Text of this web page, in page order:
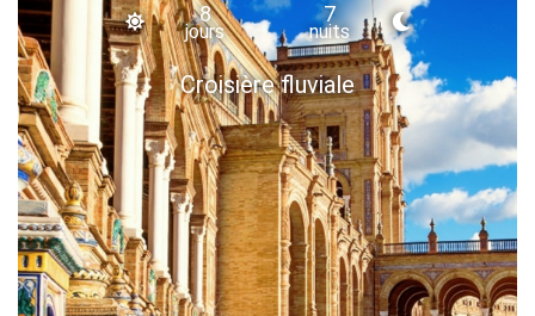
Croisière fluviale
8
jours
7
nuits